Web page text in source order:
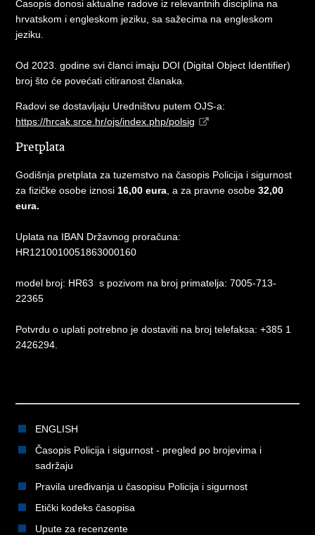
Časopis donosi aktualne radove iz relevantnih disciplina na
hrvatskom i engleskom jeziku, sa sažecima na engleskom
jeziku.
Od 2023. godine svi članci imaju DOI (Digital Object Identifier)
broj što će povećati citiranost članaka.
Radovi se dostavljaju Uredništvu putem OJS-a:
https://hrcak.srce.hr/ojs/index.php/polsig
Pretplata
Godišnja pretplata za tuzemstvo na časopis Policija i sigurnost
za fizičke osobe iznosi 16,00 eura , a za pravne osobe 32,00
eura.
Uplata na IBAN Državnog proračuna:
HR1210010051863000160
model broj: HR63 s pozivom na broj primatelja: 7005-713-
22365
Potvrdu o uplati potrebno je dostaviti na broj telefaksa: +385 1
2426294.
ENGLISH
Časopis Policija i sigurnost - pregled po brojevima i
sadržaju
Pravila uređivanja u časopisu Policija i sigurnost
Etički kodeks časopisa
Upute za recenzente